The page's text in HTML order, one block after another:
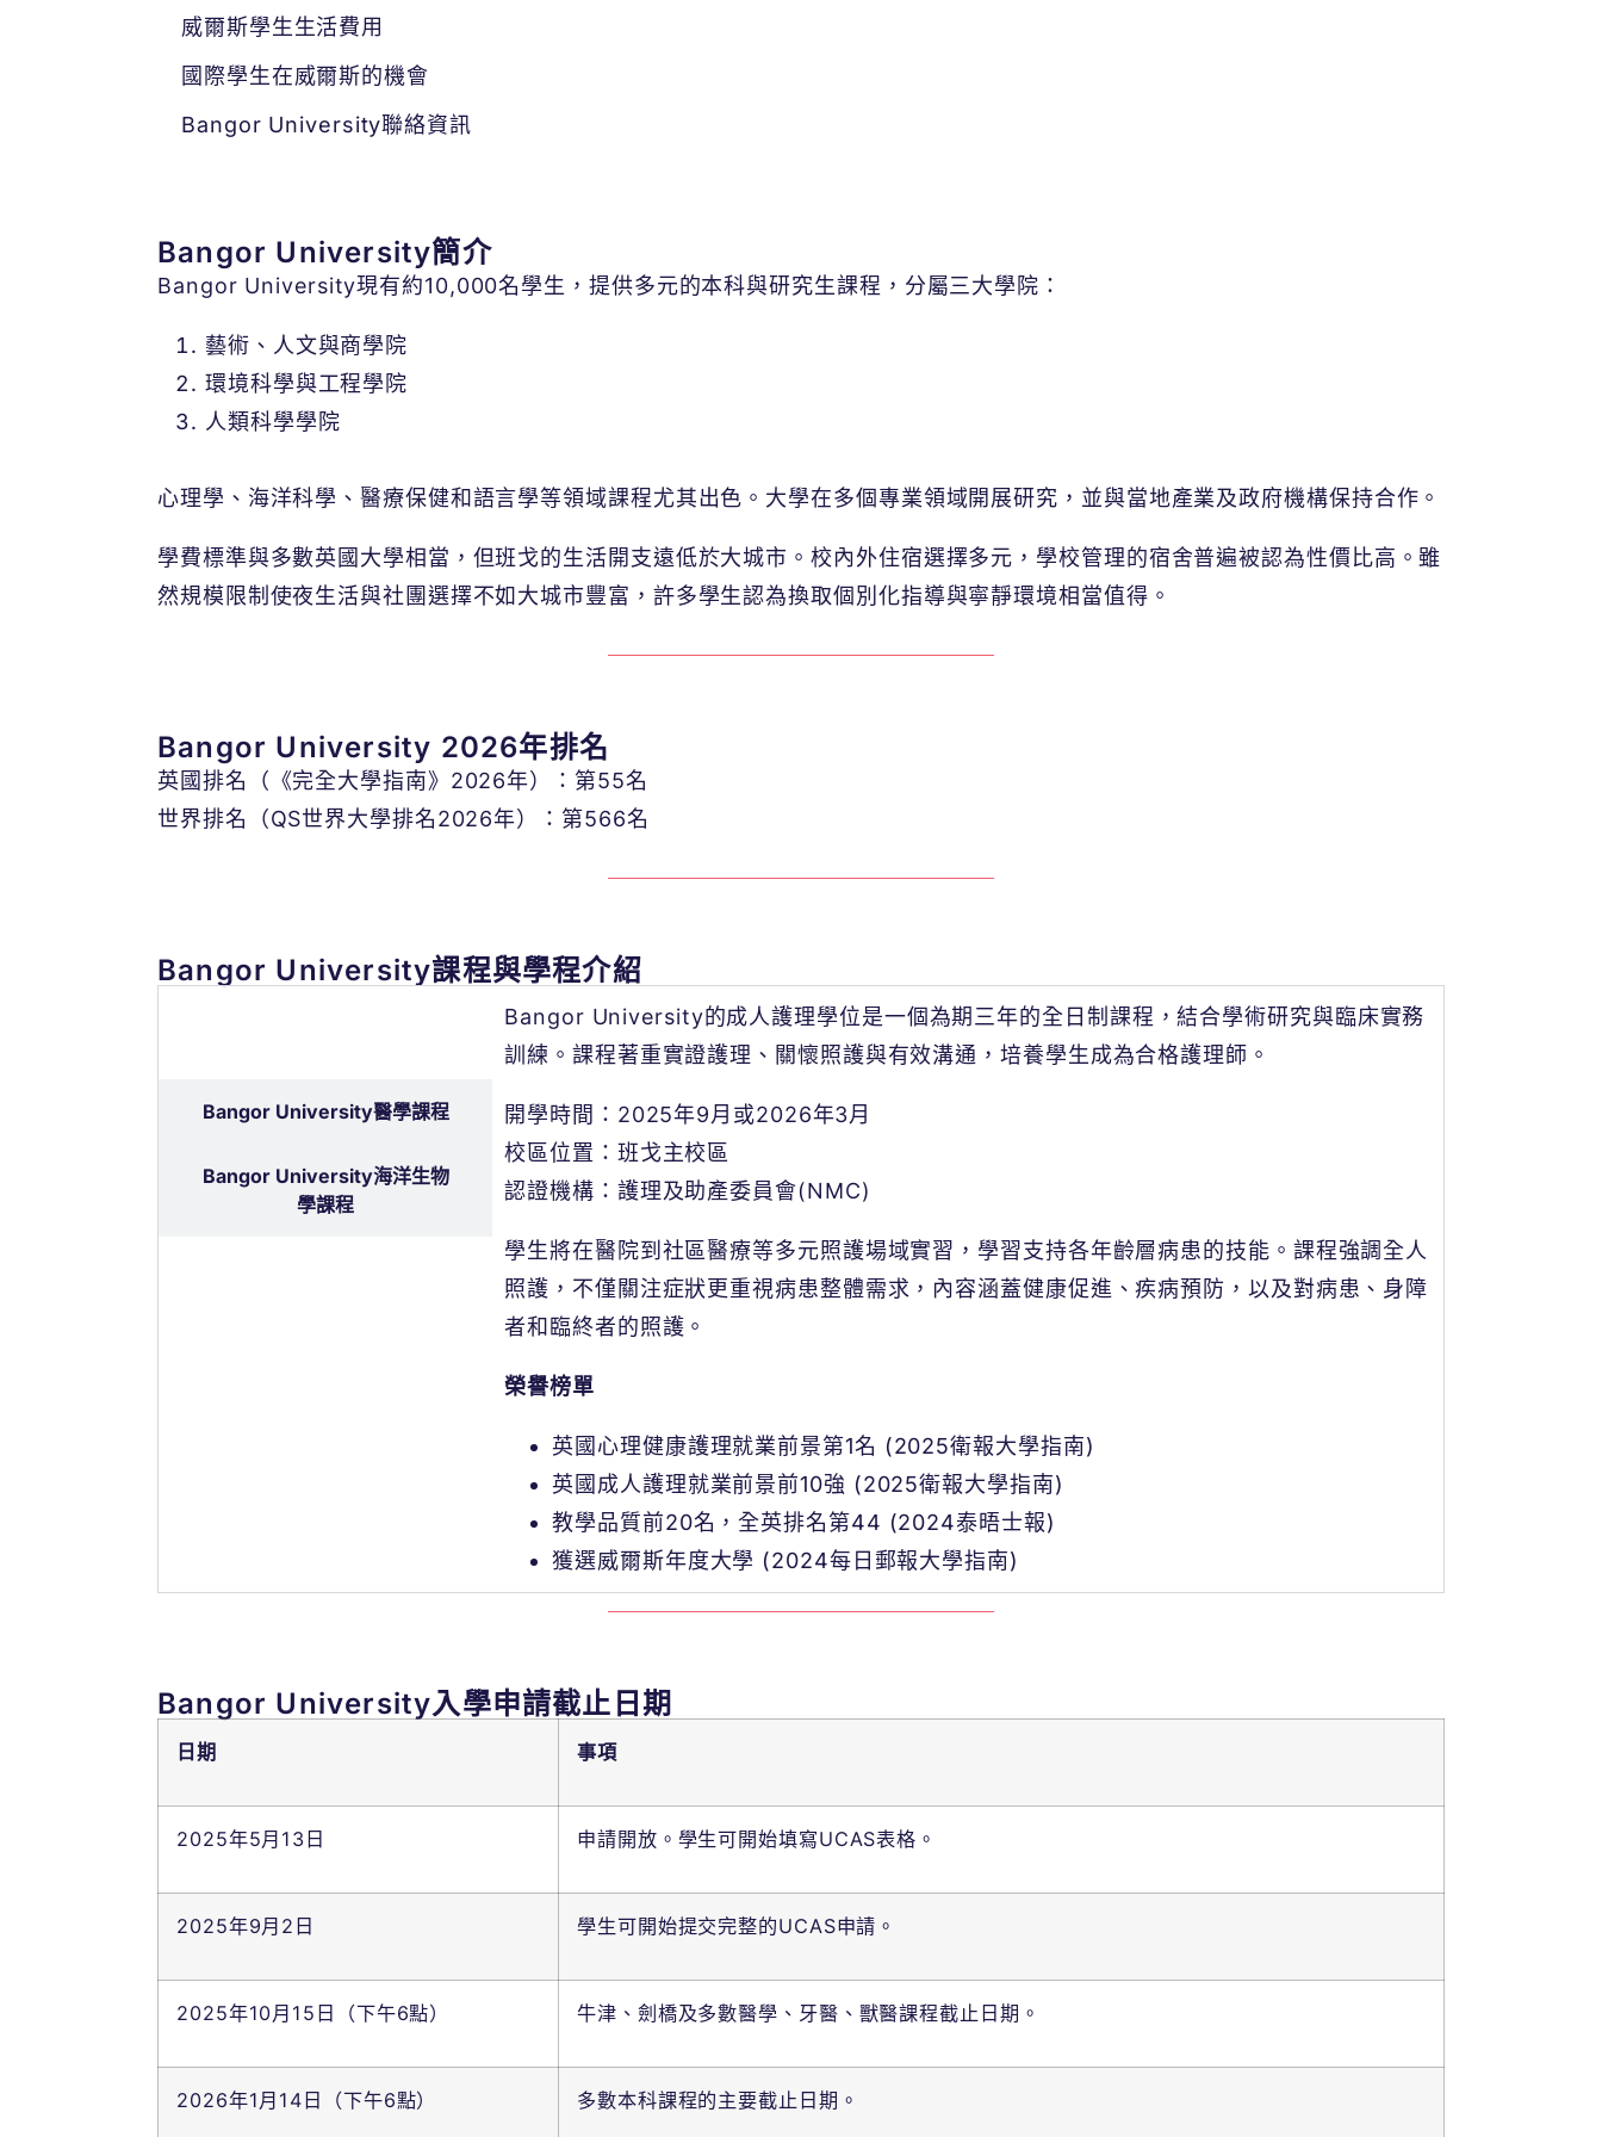
威爾斯學生生活費用
國際學生在威爾斯的機會
Bangor University聯絡資訊
Bangor University簡介
Bangor University現有約10,000名學生，提供多元的本科與研究生課程，分屬三大學院：
藝術、人文與商學院
環境科學與工程學院
人類科學學院
心理學、海洋科學、醫療保健和語言學等領域課程尤其出色。大學在多個專業領域開展研究，並與當地產業及政府機構保持合作。
學費標準與多數英國大學相當，但班戈的生活開支遠低於大城市。校內外住宿選擇多元，學校管理的宿舍普遍被認為性價比高。雖
然規模限制使夜生活與社團選擇不如大城市豐富，許多學生認為換取個別化指導與寧靜環境相當值得。
Bangor University 2026年排名
英國排名（《完全大學指南》2026年）：第55名
世界排名（QS世界大學排名2026年）：第566名
Bangor University課程與學程介紹
Bangor University醫學課程
Bangor University海洋生物
學課程
Bangor University的成人護理學位是一個為期三年的全日制課程，結合學術研究與臨床實務
訓練。課程著重實證護理、關懷照護與有效溝通，培養學生成為合格護理師。
開學時間：2025年9月或2026年3月
校區位置：班戈主校區
認證機構：護理及助產委員會(NMC)
學生將在醫院到社區醫療等多元照護場域實習，學習支持各年齡層病患的技能。課程強調全人
照護，不僅關注症狀更重視病患整體需求，內容涵蓋健康促進、疾病預防，以及對病患、身障
者和臨終者的照護。
榮譽榜單
英國心理健康護理就業前景第1名 (2025衛報大學指南)
英國成人護理就業前景前10強 (2025衛報大學指南)
教學品質前20名，全英排名第44 (2024泰晤士報)
獲選威爾斯年度大學 (2024每日郵報大學指南)
Bangor University入學申請截止日期
日期 事項
2025年5月13日 申請開放。學生可開始填寫UCAS表格。
2025年9月2日 學生可開始提交完整的UCAS申請。
2025年10月15日（下午6點） 牛津、劍橋及多數醫學、牙醫、獸醫課程截止日期。
2026年1月14日（下午6點） 多數本科課程的主要截止日期。